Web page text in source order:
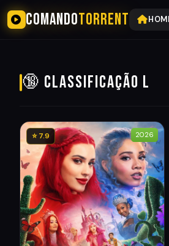
COMANDOTORRENT
🔞 Classificação L
⭐ 7.9 2026